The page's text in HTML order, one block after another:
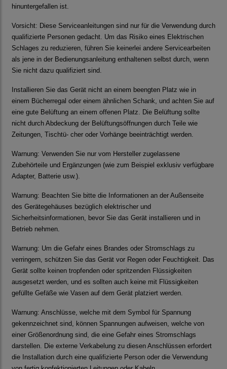
hinuntergefallen ist.
Vorsicht: Diese Serviceanleitungen sind nur für die Verwendung durch
qualifizierte Personen gedacht. Um das Risiko eines Elektrischen
Schlages zu reduzieren, führen Sie keinerlei andere Servicearbeiten
als jene in der Bedienungsanleitung enthaltenen selbst durch, wenn
Sie nicht dazu qualifiziert sind.
Installieren Sie das Gerät nicht an einem beengten Platz wie in
einem Bücherregal oder einem ähnlichen Schank, und achten Sie auf
eine gute Belüftung an einem offenen Platz. Die Belüftung sollte
nicht durch Abdeckung der Belüftungsöffnungen durch Teile wie
Zeitungen, Tischtü- cher oder Vorhänge beeinträchtigt werden.
Warnung: Verwenden Sie nur vom Hersteller zugelassene
Zubehörteile und Ergänzungen (wie zum Beispiel exklusiv verfügbare
Adapter, Batterie usw.).
Warnung: Beachten Sie bitte die Informationen an der Außenseite
des Gerätegehäuses bezüglich elektrischer und
Sicherheitsinformationen, bevor Sie das Gerät installieren und in
Betrieb nehmen.
Warnung: Um die Gefahr eines Brandes oder Stromschlags zu
verringern, schützen Sie das Gerät vor Regen oder Feuchtigkeit. Das
Gerät sollte keinen tropfenden oder spritzenden Flüssigkeiten
ausgesetzt werden, und es sollten auch keine mit Flüssigkeiten
gefüllte Gefäße wie Vasen auf dem Gerät platziert werden.
Warnung: Anschlüsse, welche mit dem Symbol für Spannung
gekennzeichnet sind, können Spannungen aufweisen, welche von
einer Größenordnung sind, die eine Gefahr eines Stromschlags
darstellen. Die externe Verkabelung zu diesen Anschlüssen erfordert
die Installation durch eine qualifizierte Person oder die Verwendung